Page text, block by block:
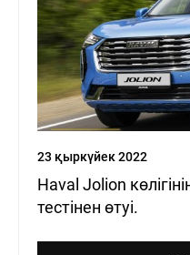
23 қыркүйек 2022
Haval Jolion
тестінен өтуі.